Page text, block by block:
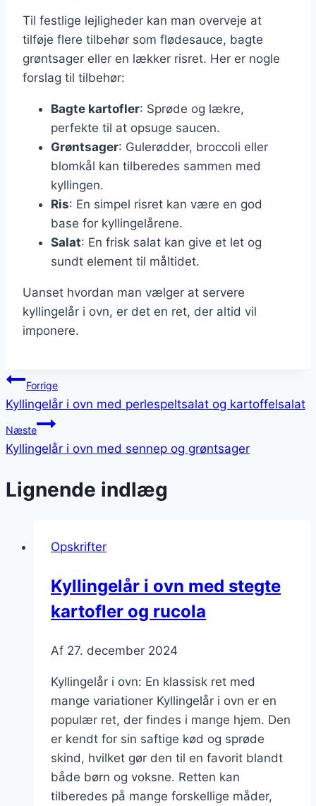
Til festlige lejligheder kan man overveje at
tilføje flere tilbehør som flødesauce, bagte
grøntsager eller en lækker risret. Her er nogle
forslag til tilbehør:
Bagte kartofler: Sprøde og lækre,
perfekte til at opsuge saucen.
Grøntsager: Gulerødder, broccoli eller
blomkål kan tilberedes sammen med
kyllingen.
Ris: En simpel risret kan være en god
base for kyllingelårene.
Salat: En frisk salat kan give et let og
sundt element til måltidet.
Uanset hvordan man vælger at servere
kyllingelår i ovn, er det en ret, der altid vil
imponere.
Indlægsnavigation
Forrige
Kyllingelår i ovn med perlespeltsalat og kartoffelsalat
Næste
Kyllingelår i ovn med sennep og grøntsager
Lignende indlæg
Opskrifter
Kyllingelår i ovn med stegte
kartofler og rucola
Af 27. december 2024
Kyllingelår i ovn: En klassisk ret med
mange variationer Kyllingelår i ovn er en
populær ret, der findes i mange hjem. Den
er kendt for sin saftige kød og sprøde
skind, hvilket gør den til en favorit blandt
både børn og voksne. Retten kan
tilberedes på mange forskellige måder,